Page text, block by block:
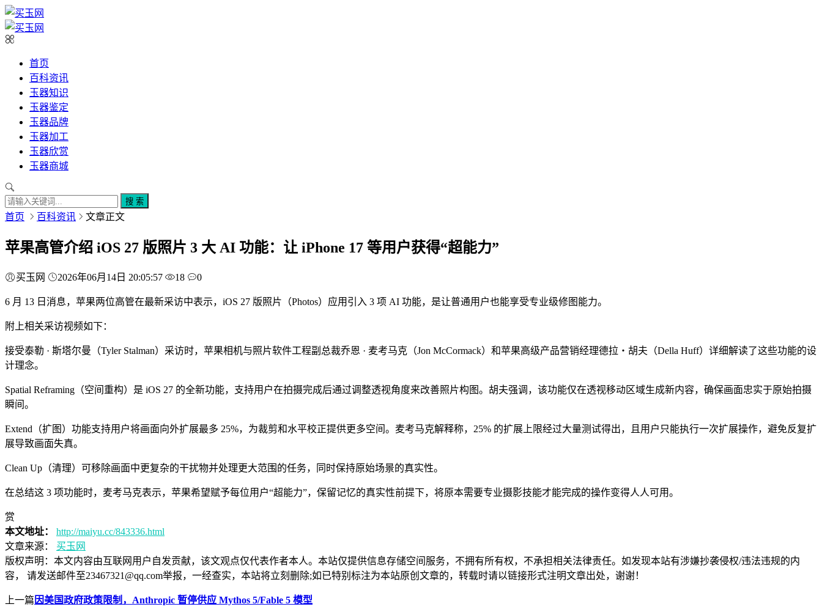
首页
百科资讯
玉器知识
玉器鉴定
玉器品牌
玉器加工
玉器欣赏
玉器商城
搜 索
首页 百科资讯 文章正文
苹果高管介绍 iOS 27 版照片 3 大 AI 功能：让 iPhone 17 等用户获得“超能力”
买玉网 2026年06月14日 20:05:57 18 0
6 月 13 日消息，苹果两位高管在最新采访中表示，iOS 27 版照片（Photos）应用引入 3 项 AI 功能，是让普通用户也能享受专业级修图能力。
附上相关采访视频如下：
接受泰勒 · 斯塔尔曼（Tyler Stalman）采访时，苹果相机与照片软件工程副总裁乔恩 · 麦考马克（Jon McCormack）和苹果高级产品营销经理德拉・胡夫（Della Huff）详细解读了这些功能的设
计理念。
Spatial Reframing（空间重构）是 iOS 27 的全新功能，支持用户在拍摄完成后通过调整透视角度来改善照片构图。胡夫强调，该功能仅在透视移动区域生成新内容，确保画面忠实于原始拍摄
瞬间。
Extend（扩图）功能支持用户将画面向外扩展最多 25%，为裁剪和水平校正提供更多空间。麦考马克解释称，25% 的扩展上限经过大量测试得出，且用户只能执行一次扩展操作，避免反复扩
展导致画面失真。
Clean Up（清理）可移除画面中更复杂的干扰物并处理更大范围的任务，同时保持原始场景的真实性。
在总结这 3 项功能时，麦考马克表示，苹果希望赋予每位用户“超能力”，保留记忆的真实性前提下，将原本需要专业摄影技能才能完成的操作变得人人可用。
赏
本文地址：
http://maiyu.cc/843336.html
文章来源：
买玉网
版权声明： 本文内容由互联网用户自发贡献，该文观点仅代表作者本人。本站仅提供信息存储空间服务，不拥有所有权，不承担相关法律责任。如发现本站有涉嫌抄袭侵权/违法违规的内
容， 请发送邮件至23467321@qq.com举报，一经查实，本站将立刻删除;如已特别标注为本站原创文章的，转载时请以链接形式注明文章出处，谢谢！
上一篇 因美国政府政策限制，Anthropic 暂停供应 Mythos 5/Fable 5 模型